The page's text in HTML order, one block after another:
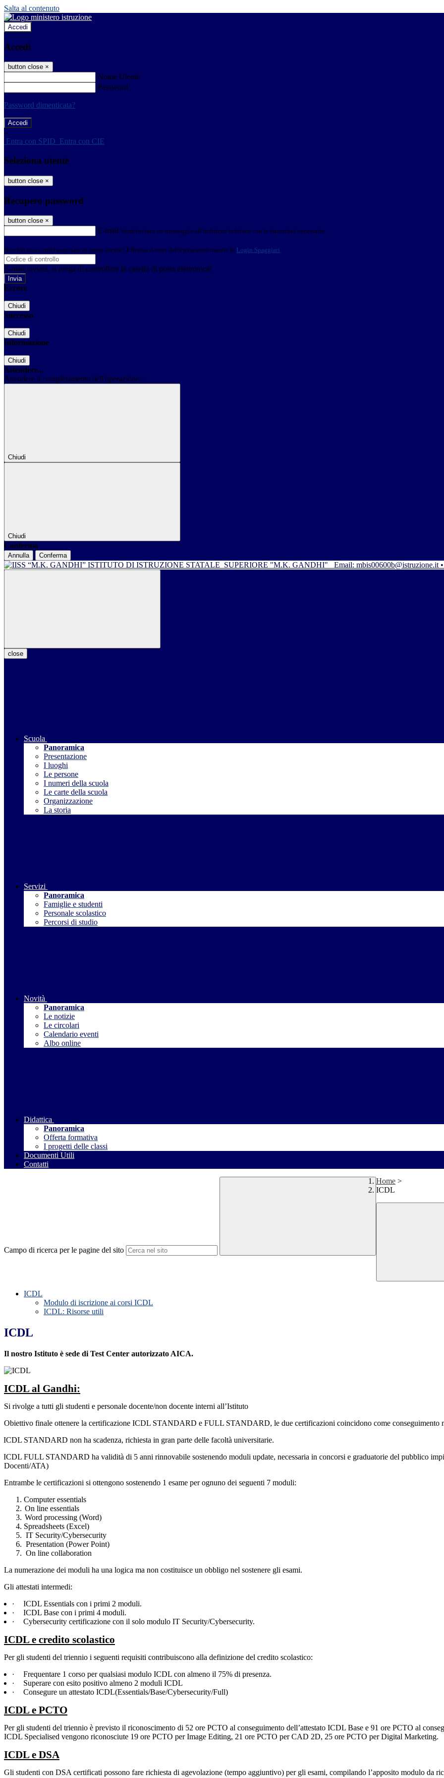
Salta al contenuto
Accedi
Accedi
button close ×
Nome Utente
Password
Password dimenticata?
-
Entra con SPID Entra con CIE
Seleziona utente
button close ×
Recupero password
button close ×
E-mail Verrà inviato un messaggio all'indirizzo indicato con le istruzioni necessarie.
Non hai una e-mail associata al nome utente? Effettua il reset della password tramite la Login Spaggiari
E-mail inviata, si prega di controllare la casella di posta elettronica!
Errore
Chiudi
Successo
Chiudi
Informazione
Chiudi
Attendere...
Attendere il completamento dell'operazione...
Chiudi
Chiudi
Conferma
Annulla Conferma
ISTITUTO DI ISTRUZIONE STATALE SUPERIORE "M.K. GANDHI" Email: mbis00600b@istruzione.it
close
Scuola
Panoramica
Presentazione
I luoghi
Le persone
I numeri della scuola
Le carte della scuola
Organizzazione
La storia
Servizi
Panoramica
Famiglie e studenti
Personale scolastico
Percorsi di studio
Novità
Panoramica
Le notizie
Le circolari
Calendario eventi
Albo online
Didattica
Panoramica
Offerta formativa
I progetti delle classi
Documenti Utili
Contatti
Campo di ricerca per le pagine del sito
Home >
ICDL
ICDL
Modulo di iscrizione ai corsi ICDL
ICDL: Risorse utili
ICDL
Il nostro Istituto è sede di Test Center autorizzato AICA.
ICDL al Gandhi:
Si rivolge a tutti gli studenti e personale docente/non docente interni all’Istituto
Obiettivo finale ottenere la certificazione ICDL STANDARD e FULL STANDARD, le due certificazioni coincidono come conseguimento
ICDL STANDARD non ha scadenza, richiesta in gran parte delle facoltà universitarie.
ICDL FULL STANDARD ha validità di 5 anni rinnovabile sostenendo moduli update, necessaria in concorsi e graduatorie del pubblico
Docenti/ATA)
Entrambe le certificazioni si ottengono sostenendo 1 esame per ognuno dei seguenti 7 moduli:
Computer essentials
On line essentials
Word processing (Word)
Spreadsheets (Excel)
IT Security/Cybersecurity
Presentation (Power Point)
On line collaboration
La numerazione dei moduli ha una logica ma non costituisce un obbligo nel sostenere gli esami.
Gli attestati intermedi:
·
ICDL Essentials con i primi 2 moduli.
·
ICDL Base con i primi 4 moduli.
·
Cybersecurity certificazione con il solo modulo IT Security/Cybersecurity.
ICDL e credito scolastico
Per gli studenti del triennio i seguenti requisiti contribuiscono alla definizione del credito scolastico:
·
Frequentare 1 corso per qualsiasi modulo ICDL con almeno il 75% di presenza.
·
Superare con esito positivo almeno 2 moduli ICDL
·
Consegure un attestato ICDL(Essentials/Base/Cybersecurity/Full)
ICDL e PCTO
Per gli studenti del triennio è previsto il riconoscimento di 52 ore PCTO al conseguimento dell’attestato ICDL Base e 91 ore PCTO al
ICDL Specialised vengono riconosciute 19 ore PCTO per Image Editing, 21 ore PCTO per CAD 2D, 25 ore PCTO per Digital Marketing.
ICDL e DSA
Gli studenti con DSA certificati possono fare richiesta di agevolazione (tempo aggiuntivo) per gli esami, compilando l’apposito modulo da